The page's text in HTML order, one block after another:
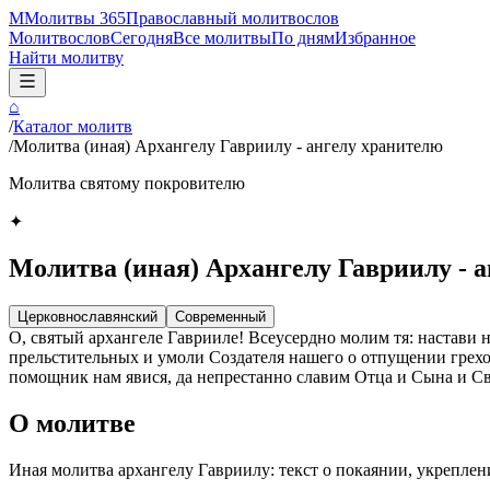
ММолитвы 365Православный молитвослов
МолитвословСегодняВсе молитвыПо днямИзбранное
Найти молитву
⌂
/Каталог молитв
/Молитва (иная) Архангелу Гавриилу - ангелу хранителю
Молитва святому покровителю
✦
Молитва (иная) Архангелу Гавриилу -
Церковнославянский Современный
О, святый архангеле Гаврииле! Всеусердно молим тя:
прельстительных и умоли Создателя нашего о отпущении
помощник нам явися, да непрестанно славим Отца и Сына и
О молитве
Иная молитва архангелу Гавриилу: текст о покаянии,